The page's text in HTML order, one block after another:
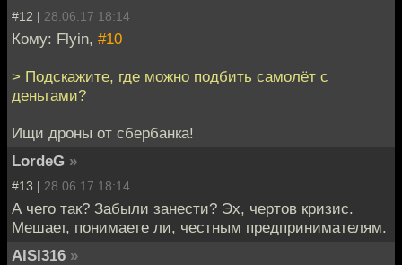
#12 | 28.06.17 18:14
Кому: Flyin, #10
> Подскажите, где можно подбить самолёт с
деньгами?
Ищи дроны от сбербанка!
LordeG »
#13 | 28.06.17 18:14
А чего так? Забыли занести? Эх, чертов кризис.
Мешает, понимаете ли, честным предпринимателям.
AISI316 »